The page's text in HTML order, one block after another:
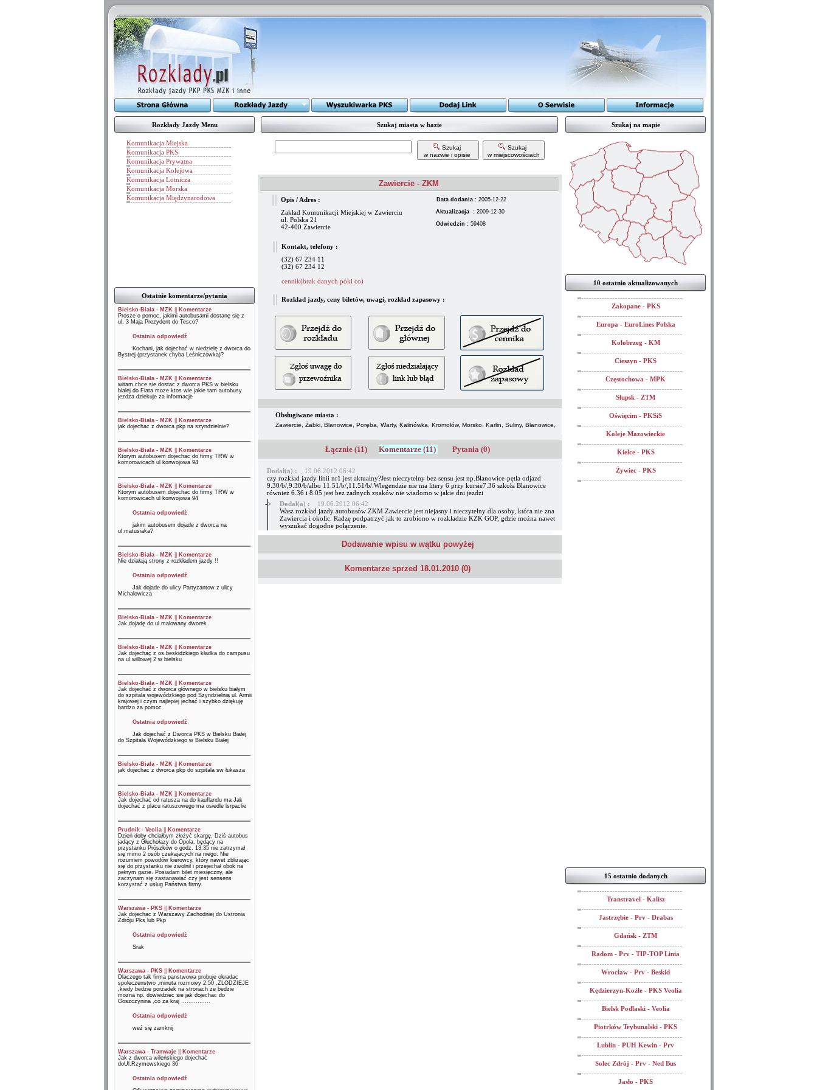
Rozkłady Jazdy Menu
Komunikacja Miejska
Komunikacja PKS
Komunikacja Prywatna
Komunikacja Kolejowa
Komunikacja Lotnicza
Komunikacja Morska
Komunikacja Międzynarodowa
Ostatnie komentarze/pytania
Bielsko-Biała - MZK||
Komentarze
Prosze o pomoc, jakimi autobusami dostanę się z
ul. 3 Maja Prezydent do Tesco?
Ostatnia odpowiedź
Kochani, jak dojechać w niedzielę z dworca do
Bystrej (przystanek chyba Leśniczówka)?
Bielsko-Biała - MZK||
Komentarze
witam chce sie dostac z dworca PKS w bielsku
bialej do Fiata moze ktos wie jakie tam autobusy
jezdza dziekuje za informacje
Bielsko-Biała - MZK||
Komentarze
jak dojechac z dworca pkp na szyndzielnie?
Bielsko-Biała - MZK||
Komentarze
Ktorym autobusem dojechac do firmy TRW w
komorowicach ul konwojowa 94
Bielsko-Biała - MZK||
Komentarze
Ktorym autobusem dojechac do firmy TRW w
komorowicach ul konwojowa 94
Ostatnia odpowiedź
jakim autobusem dojade z dworca na
ul.matusiaka?
Bielsko-Biała - MZK||
Komentarze
Nie działają strony z rozkładem jazdy !!
Ostatnia odpowiedź
Jak dojade do ulicy Partyzantow z ulicy
Michalowicza
Bielsko-Biała - MZK||
Komentarze
Jak dojadę do ul.malowany dworek
Bielsko-Biała - MZK||
Komentarze
Jak dojechaç z os.beskidzkiego kładka do campusu
na ul.willowej 2 w bielsku
Bielsko-Biała - MZK||
Komentarze
Jak dojechać z dworca głównego w bielsku białym
do szpitala wojewódzkiego pod Szyndzielnią ul. Armii
krajowej i czym najlepiej jechać i szybko dziękuję
bardzo za pomoc
Ostatnia odpowiedź
Jak dojechać z Dworca PKS w Bielsku Białej
do Szpitala Wojewódzkiego w Bielsku Białej
Bielsko-Biała - MZK||
Komentarze
jak dojechac z dworca pkp do szpitala sw łukasza
Bielsko-Biała - MZK||
Komentarze
Jak dojechać od ratusza na do kauflandu ma Jak
dojechać z placu ratuszowego ma osiedle lsrpaclie
Prudnik - Veolia||
Komentarze
Dzień doby chciałbym złożyć skargę. Dziś autobus
jadący z Głuchołazy do Opola, będący na
przystanku Prószków o godz. 13:35 nie zatrzymał
się mimo 2 osób czekajacych na niego. Nie
rozumiem powodów kierowcy, który nawet zbliżając
się do przystanku nie zwolnił i przejechał obok na
pełnym gazie. Posiadam bilet miesięczny, ale
zaczynam się zastanawiać czy jest sensens
korzystać z usług Państwa firmy.
Warszawa - PKS||
Komentarze
Jak dojechac z Warszawy Zachodniej do Ustronia
Zdróju Pks lub Pkp
Ostatnia odpowiedź
Srak
Warszawa - PKS||
Komentarze
Dlaczego tak firma panstwowa probuje okradac
spoleczenstwo ,minuta rozmowy 2.50 ,ZLODZIEJE
,kiedy bedzie porzadek na stronach ze bedzie
mozna np. dowiedziec sie jak dojechac do
Goszczynina ,co za kraj ................
Ostatnia odpowiedź
weź się zamknij
Warszawa - Tramwaje||
Komentarze
Jak z dworca wileńskiego dojechać
doUl.Rzymowskiego 36
Ostatnia odpowiedź
Szukaj miasta w bazie
Szukaj
w nazwie i opisie
Szukaj
w miejscowościach
Zawiercie - ZKM
Opis / Adres : Data dodania : 2005-12-22
Zakład Komunikacji Miejskiej w Zawierciu
ul. Polska 21
42-400 Zawiercie
Aktualizacja : 2009-12-30
Odwiedzin : 59408
Kontakt, telefony :
(32) 67 234 11
(32) 67 234 12
cennik(brak danych póki co)
Rozkład jazdy, ceny biletów, uwagi, rozkład zapasowy :
Obsługiwane miasta :
Zawiercie, Żabki, Blanowice, Poręba, Warty, Kalinówka, Kromołów, Morsko, Karlin, Suliny, Blanowice,
Łącznie (11) Komentarze (11) Pytania (0)
Dodał(a) :
19.06.2012 06:42
czy rozkład jazdy linii nr1 jest aktualny?Jest nieczytelny bez sensu jest np.Blanowice-pętla odjazd
9.30/b/,9.30/b/albo 11.51/b/,11.51/b/.Wlegendzie nie ma litery 6 przy kursie7.36 szkoła Blanowice
również 6.36 i 8.05 jest bez żadnych znaków nie wiadomo w jakie dni jezdzi
->
Dodał(a) :
19.06.2012 06:42
Wasz rozkład jazdy autobusów ZKM Zawiercie jest niejasny i nieczytelny dla osoby, która nie zna
Zawiercia i okolic. Radzę podpatrzyć jak to zrobiono w rozkładzie KZK GOP, gdzie można nawet
wyszukać dogodne połączenie.
Dodawanie wpisu w wątku powyżej
Komentarze sprzed 18.01.2010 (0)
Szukaj na mapie
10 ostatnio aktualizowanych
Zakopane - PKS
Europa - EuroLines Polska
Kołobrzeg - KM
Cieszyn - PKS
Częstochowa - MPK
Słupsk - ZTM
Oświęcim - PKSiS
Koleje Mazowieckie
Kielce - PKS
Żywiec - PKS
15 ostatnio dodanych
Transtravel - Kalisz
Jastrzębie - Prv - Drabas
Gdańsk - ZTM
Radom - Prv - TIP-TOP Linia
Wrocław - Prv - Beskid
Kędzierzyn-Koźle - PKS Veolia
Bielsk Podlaski - Veolia
Piotrków Trybunalski - PKS
Lublin - PUH Kewin - Prv
Solec Zdrój - Prv - Ned Bus
Jasło - PKS